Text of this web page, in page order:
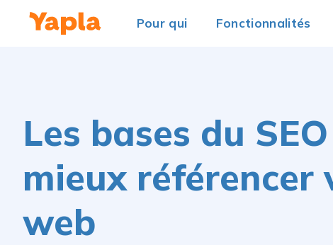
Pour qui Fonctionnalités
Les bases du
mieux référencer
web